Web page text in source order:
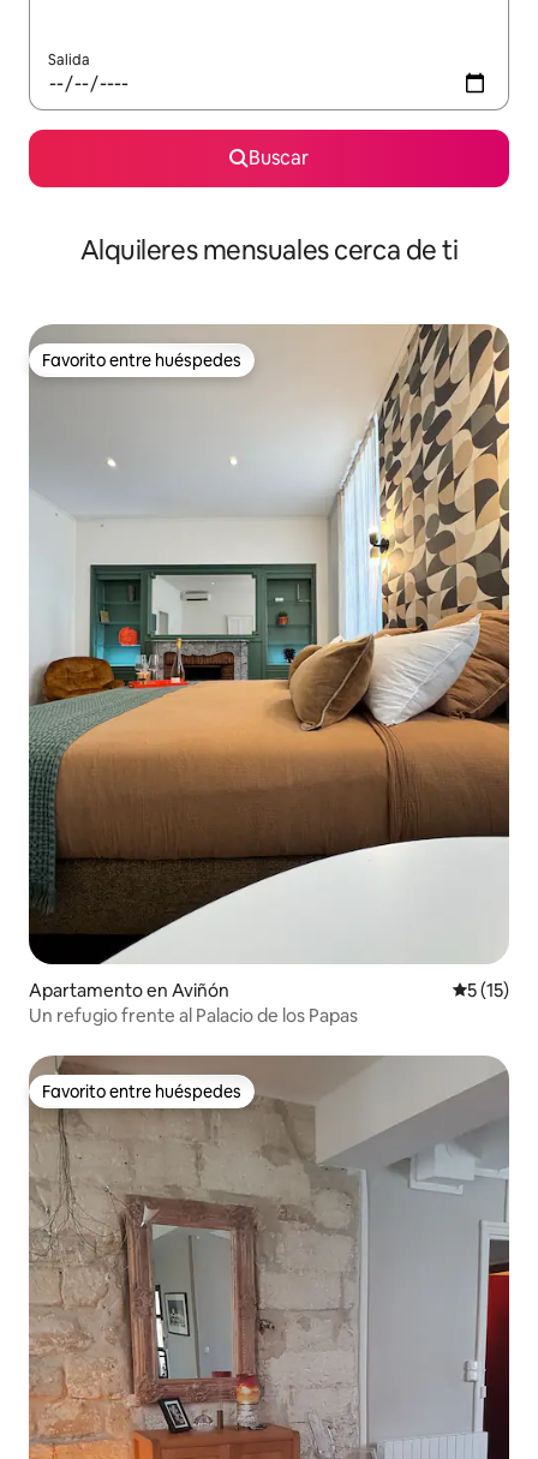
Salida
Buscar
Alquileres mensuales cerca de ti
Favorito entre huéspedes
Favorito entre huéspedes
Apartamento en Aviñón
5 (15)
Un refugio frente al Palacio de los Papas
Favorito entre huéspedes
Favorito entre huéspedes